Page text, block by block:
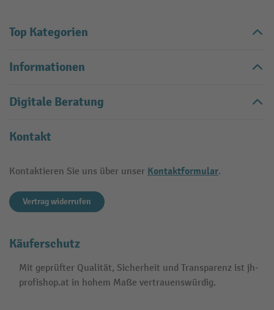
Top Kategorien
Informationen
Digitale Beratung
Kontakt
Kontaktieren Sie uns über unser Kontaktformular.
Vertrag widerrufen
Käuferschutz
Mit geprüfter Qualität, Sicherheit und Transparenz ist jh-
profishop.at in hohem Maße vertrauenswürdig.